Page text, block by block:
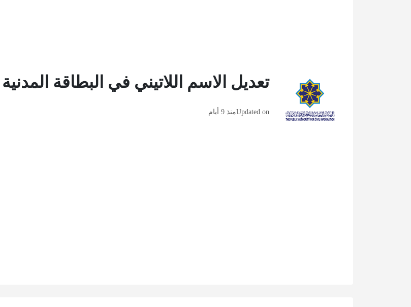
تعديل الاسم اللاتيني في البطاقة المدنية
Updated onمنذ 9 أيام